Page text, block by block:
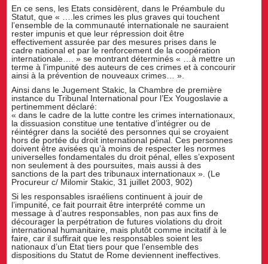
En ce sens, les Etats considèrent, dans le Préambule du
Statut, que « ….les crimes les plus graves qui touchent
l’ensemble de la communauté internationale ne sauraient
rester impunis et que leur répression doit être
effectivement assurée par des mesures prises dans le
cadre national et par le renforcement de la coopération
internationale…. » se montrant déterminés « …à mettre un
terme à l’impunité des auteurs de ces crimes et à concourir
ainsi à la prévention de nouveaux crimes… ».
Ainsi dans le Jugement Stakic, la Chambre de première
instance du Tribunal International pour l’Ex Yougoslavie a
pertinemment déclaré:
« dans le cadre de la lutte contre les crimes internationaux,
la dissuasion constitue une tentative d’intégrer ou de
réintégrer dans la société des personnes qui se croyaient
hors de portée du droit international pénal. Ces personnes
doivent être avisées qu’à moins de respecter les normes
universelles fondamentales du droit pénal, elles s’exposent
non seulement à des poursuites, mais aussi à des
sanctions de la part des tribunaux internationaux ». (Le
Procureur c/ Milomir Stakic, 31 juillet 2003, 902)
Si les responsables israéliens continuent à jouir de
l’impunité, ce fait pourrait être interprété comme un
message à d’autres responsables, non pas aux fins de
décourager la perpétration de futures violations du droit
international humanitaire, mais plutôt comme incitatif à le
faire, car il suffirait que les responsables soient les
nationaux d’un Etat tiers pour que l’ensemble des
dispositions du Statut de Rome deviennent ineffectives.